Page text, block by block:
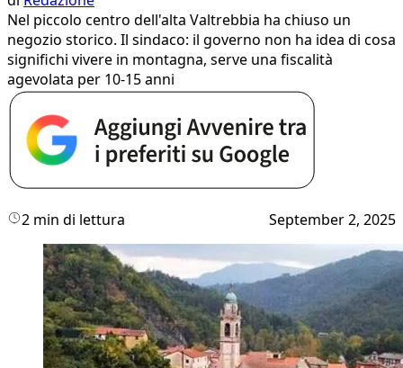
Nel piccolo centro dell'alta Valtrebbia ha chiuso un
negozio storico. Il sindaco: il governo non ha idea di cosa
significhi vivere in montagna, serve una fiscalità
agevolata per 10-15 anni
2 min di lettura September 2, 2025